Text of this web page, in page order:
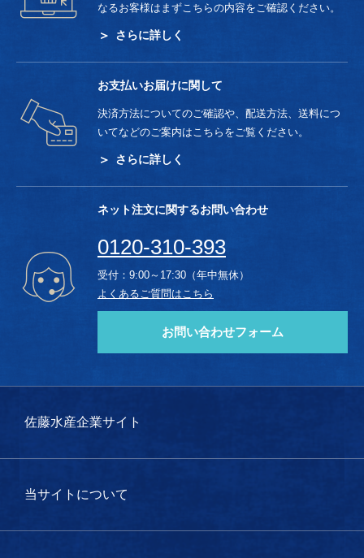
なるお客様はまずこちらの内容をご確認ください。
さらに詳しく
お支払いお届けに関して
決済方法についてのご確認や、配送方法、送料につ
いてなどのご案内はこちらをご覧ください。
さらに詳しく
ネット注文に関するお問い合わせ
0120-310-393
受付：9:00～17:30（年中無休）
よくあるご質問はこちら
お問い合わせフォーム
佐藤水産企業サイト
当サイトについて